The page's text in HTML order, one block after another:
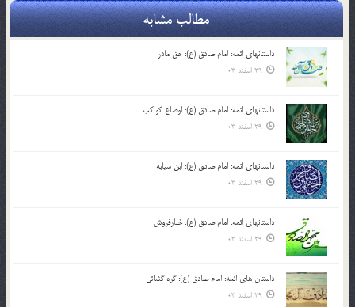
مطالب مشابه
داستانهای ائمه: امام صادق (ع): حق مادر
29 اسفند 03
داستانهای ائمه: امام صادق (ع): اوضاع کواکب
29 اسفند 03
داستانهای ائمه: امام صادق (ع): ابن سیابه
29 اسفند 03
داستانهای ائمه: امام صادق (ع): خیارفروش
29 اسفند 03
داستان های ائمه: امام صادق (ع): گره گشائی
29 اسفند 03